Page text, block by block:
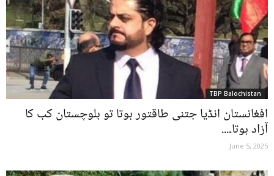
TBP Balochistan
افغانستان انڈیا جتنی طاقتور ہوتا تو بلوچستان کب کا
آزاد ہوتا۔...
June 5, 2025